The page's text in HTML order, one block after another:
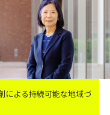
による持続可能な地域づ